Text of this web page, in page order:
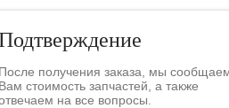
После получения заказа, мы
Вам стоимость запчастей, а также
на все вопросы.